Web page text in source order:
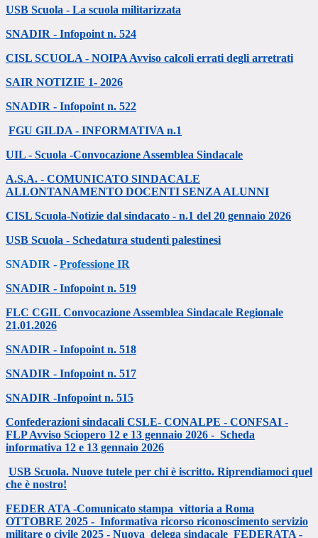
USB Scuola - La scuola militarizzata
SNADIR - Infopoint n. 524
CISL SCUOLA - NOIPA Avviso calcoli errati degli arretrati
SAIR NOTIZIE 1- 2026
SNADIR - Infopoint n. 522
FGU GILDA - INFORMATIVA n.1
UIL - Scuola -Convocazione Assemblea Sindacale
A.S.A. - COMUNICATO SINDACALE
ALLONTANAMENTO DOCENTI SENZA ALUNNI
CISL Scuola-Notizie dal sindacato - n.1 del 20 gennaio 2026
USB Scuola - Schedatura studenti palestinesi
SNADIR - Professione IR
SNADIR - Infopoint n. 519
FLC CGIL Convocazione Assemblea Sindacale Regionale
21.01.2026
SNADIR - Infopoint n. 518
SNADIR - Infopoint n. 517
SNADIR -Infopoint n. 515
Confederazioni sindacali CSLE- CONALPE - CONFSAI -
FLP Avviso Sciopero 12 e 13 gennaio 2026 - Scheda
informativa 12 e 13 gennaio 2026
USB Scuola. Nuove tutele per chi è iscritto. Riprendiamoci quel
che è nostro!
FEDER ATA -Comunicato stampa vittoria a Roma
OTTOBRE 2025 - Informativa ricorso riconoscimento servizio
militare o civile 2025 - Nuova delega sindacale FEDERATA -